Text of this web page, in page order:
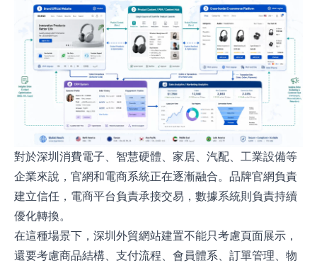
對於深圳消費電子、智慧硬體、家居、汽配、工業設備等
企業來說，官網和電商系統正在逐漸融合。品牌官網負責
建立信任，電商平台負責承接交易，數據系統則負責持續
優化轉換。
在這種場景下，深圳外貿網站建置不能只考慮頁面展示，
還要考慮商品結構、支付流程、會員體系、訂單管理、物